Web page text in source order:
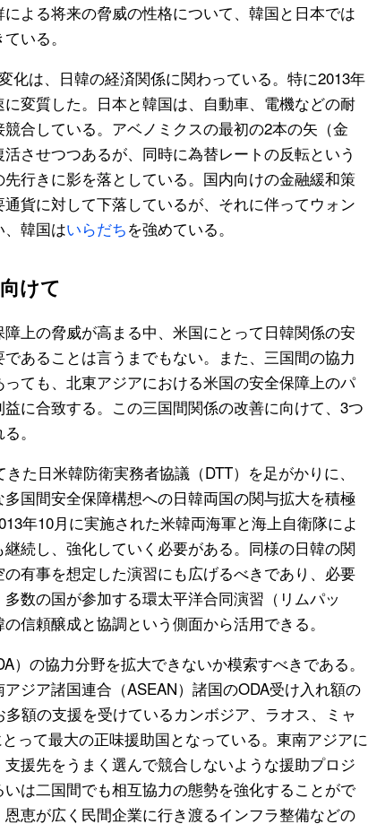
よる将来の脅威の性格について、韓国と日本では
いる。
化は、日韓の経済関係に関わっている。特に2013年
変質した。日本と韓国は、自動車、電機などの耐
合している。アベノミクスの最初の2本の矢（金
させつつあるが、同時に為替レートの反転という
行きに影を落としている。国内向けの金融緩和策
貨に対して下落しているが、それに伴ってウォン
韓国はいらだちを強めている。
けて
上の脅威が高まる中、米国にとって日韓関係の安
あることは言うまでもない。また、三国間の協力
ても、北東アジアにおける米国の安全保障上のパ
に合致する。この三国間関係の改善に向けて、3つ
。
た日米韓防衛実務者協議（DTT）を足がかりに、
国間安全保障構想への日韓両国の関与拡大を積極
年10月に実施された米韓両海軍と海上自衛隊によ
続し、強化していく必要がある。同様の日韓の関
有事を想定した演習にも広げるべきであり、必要
数の国が参加する環太平洋合同演習（リムパッ
信頼醸成と協調という側面から活用できる。
）の協力分野を拡大できないか模索すべきである。
ジア諸国連合（ASEAN）諸国のODA受け入れ額の
額の支援を受けているカンボジア、ラオス、ミャ
って最大の正味援助国となっている。東南アジアに
援先をうまく選んで競合しないような援助プロジ
は二国間でも相互協力の態勢を強化することがで
恵が広く民間企業に行き渡るインフラ整備などの